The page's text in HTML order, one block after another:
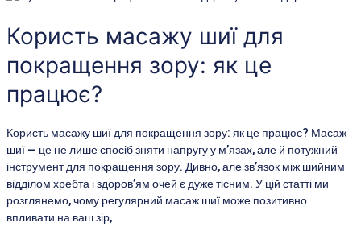
Користь масажу шиї для
покращення зору: як це
працює?
Користь масажу шиї для покращення зору: як це працює? Масаж
шиї — це не лише спосіб зняти напругу у м’язах, але й потужний
інструмент для покращення зору. Дивно, але зв’язок між шийним
відділом хребта і здоров’ям очей є дуже тісним. У цій статті ми
розглянемо, чому регулярний масаж шиї може позитивно
впливати на ваш зір,
шиї
для
покращення
зору:
як
працює?